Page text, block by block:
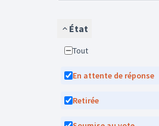
État
Tout
En attente de réponse
Retirée